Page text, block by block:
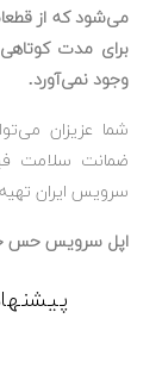
می‌شود که از
برای مدت
وجود نمی‌آورد.
ضمانت سلامت
سرویس ایران تهیه
اپل سرویس حس